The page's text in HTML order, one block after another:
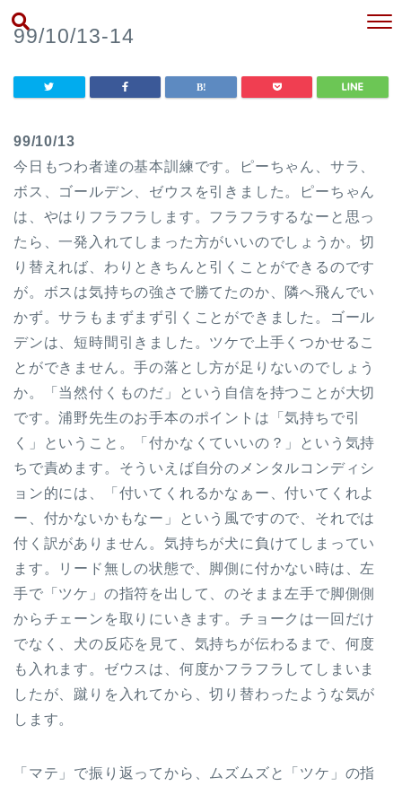
99/10/13-14
99/10/13
今日もつわ者達の基本訓練です。ピーちゃん、サラ、
ボス、ゴールデン、ゼウスを引きました。ピーちゃん
は、やはりフラフラします。フラフラするなーと思っ
たら、一発入れてしまった方がいいのでしょうか。切
り替えれば、わりときちんと引くことができるのです
が。ボスは気持ちの強さで勝てたのか、隣へ飛んでい
かず。サラもまずまず引くことができました。ゴール
デンは、短時間引きました。ツケで上手くつかせるこ
とができません。手の落とし方が足りないのでしょう
か。「当然付くものだ」という自信を持つことが大切
です。浦野先生のお手本のポイントは「気持ちで引
く」ということ。「付かなくていいの？」という気持
ちで責めます。そういえば自分のメンタルコンディシ
ョン的には、「付いてくれるかなぁー、付いてくれよ
ー、付かないかもなー」という風ですので、それでは
付く訳がありません。気持ちが犬に負けてしまってい
ます。リード無しの状態で、脚側に付かない時は、左
手で「ツケ」の指符を出して、のそまま左手で脚側側
からチェーンを取りにいきます。チョークは一回だけ
でなく、犬の反応を見て、気持ちが伝わるまで、何度
も入れます。ゼウスは、何度かフラフラしてしまいま
したが、蹴りを入れてから、切り替わったような気が
します。
「マテ」で振り返ってから、ムズムズと「ツケ」の指